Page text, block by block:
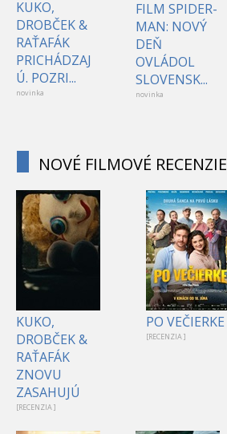
KUKO,
DROBČEK &
RAŤAFÁK
PRICHÁDZAJ
Ú. POZRI...
novinka
FILM SPIDER-
MAN: NOVÝ
DEŇ
OVLÁDOL
SLOVENSK...
novinka
NOVÉ FILMOVÉ RECENZIE
KUKO,
DROBČEK &
RAŤAFÁK
ZNOVU
ZASAHUJÚ
[RECENZIA ]
PO VEČIERKE
[RECENZIA ]